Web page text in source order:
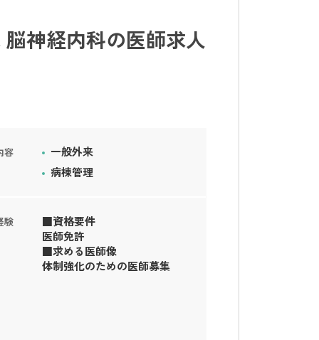
神経内科の医師求人
容
一般外来
病棟管理
験
■資格要件
医師免許
■求める医師像
体制強化のための医師募集